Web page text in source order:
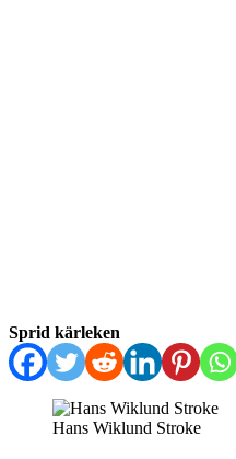
Sprid kärleken
Hans Wiklund Stroke